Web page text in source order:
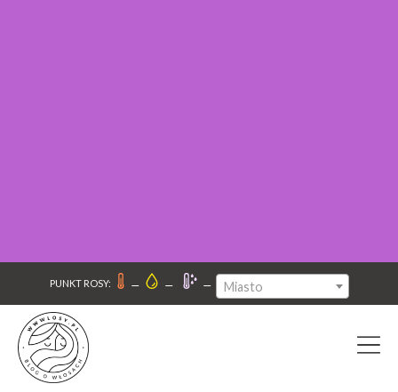
PUNKT ROSY: – – – Miasto